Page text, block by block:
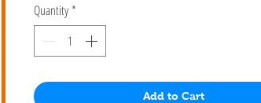
Quantity *
Add to Cart